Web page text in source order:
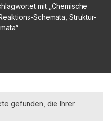
mit „Chemische
Schemata, Struktur-
gefunden, die Ihrer